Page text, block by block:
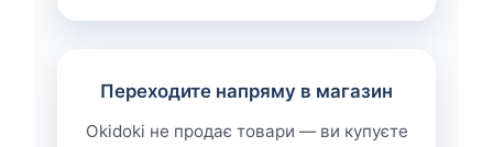
Переходите напряму в магазин
Okidoki не продає товари — ви купуєте